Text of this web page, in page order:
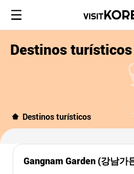
Destinos turísticos
Destinos turísticos
Gangnam Garden (강남가